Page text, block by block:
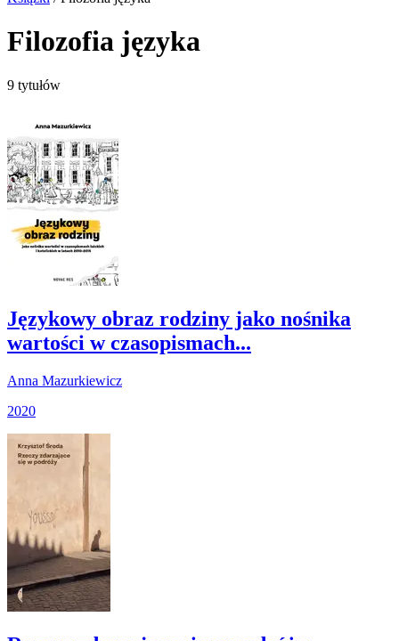
Filozofia języka
9 tytułów
Językowy obraz rodziny jako nośnika
wartości w czasopismach...
Anna Mazurkiewicz
2020